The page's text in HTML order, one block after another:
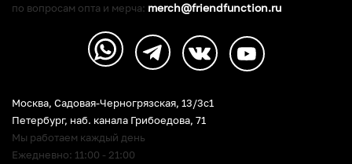
Москва, Садовая-Черногрязская, 13/3c1
Петербург, наб. канала Грибоедова, 71
Мы работаем каждый день
Ежедневно: 11:00 - 21:00
по вопросам опта и мерча: merch@friendfunction.ru